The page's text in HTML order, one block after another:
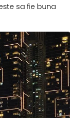
sa fie buna